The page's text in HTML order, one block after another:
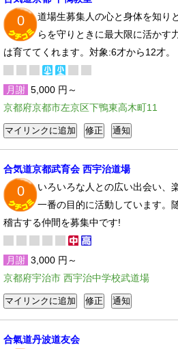
0
道場生募集人の心と身体を知り
らを守りときに最大限に活かす
は育ててくれます。対象:6才から12才。
月謝 5,000 円～
京都府京都市左京区下鴨東高木町11
合気道京都武育会 西宇治道場
0
いろいろな人との広い出会い、
一番の目的に活動しています。
稽古する仲間を募集中です!
月謝 3,000 円～
京都府宇治市 西宇治中学校武道場
合氣道丹波道友会